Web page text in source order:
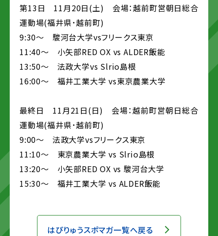
第13日 11月20日(土) 会場：越前町営朝日総合
運動場(福井県･越前町)
9:30～ 駿河台大学vsフリークス東京
11:40～ 小矢部RED OX vs ALDER飯能
13:50～ 法政大学vs Slrio島根
16:00～ 福井工業大学 vs東京農業大学
最終日 11月21日(日) 会場：越前町営朝日総合
運動場(福井県･越前町)
9:00～ 法政大学vsフリークス東京
11:10～ 東京農業大学 vs Slrio島根
13:20～ 小矢部RED OX vs 駿河台大学
15:30～ 福井工業大学 vs ALDER飯能
はぴりゅうスポマガ一覧へ戻る